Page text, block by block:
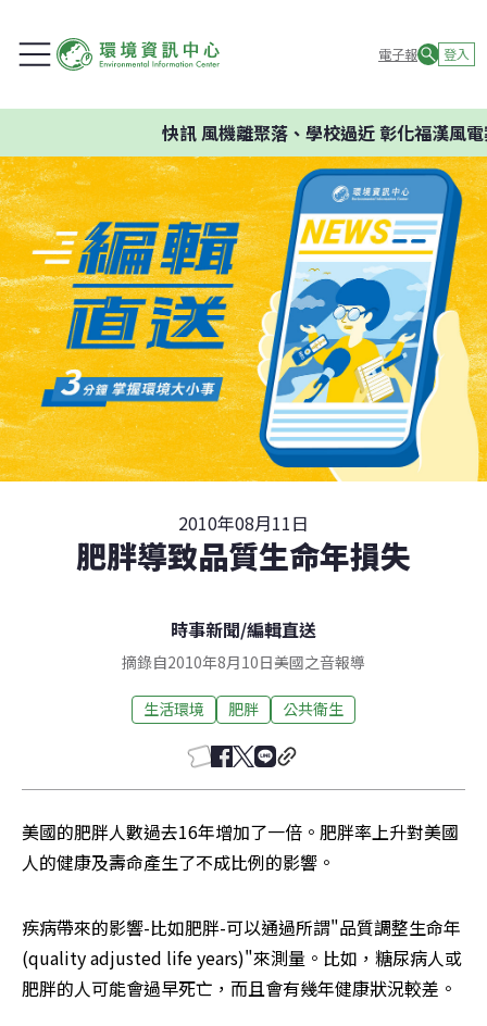
電子報 登入
快訊風機離聚落、學校過近 彰化福漢風電
2010年08月11日
肥胖導致品質生命年損失
時事新聞/編輯直送
摘錄自2010年8月10日美國之音報導
生活環境 肥胖 公共衛生
美國的肥胖人數過去16年增加了一倍。肥胖率上升對美國
人的健康及壽命產生了不成比例的影響。
疾病帶來的影響-比如肥胖-可以通過所謂"品質調整生命年
(quality adjusted life years)"來測量。比如，糖尿病人或
肥胖的人可能會過早死亡，而且會有幾年健康狀況較差。